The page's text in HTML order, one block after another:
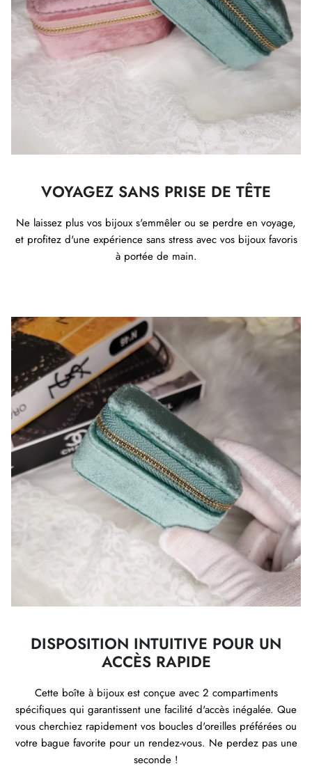
VOYAGEZ SANS PRISE DE TÊTE
Ne laissez plus vos bijoux s'emmêler ou se perdre en voyage,
et profitez d'une expérience sans stress avec vos bijoux favoris
à portée de main.
DISPOSITION INTUITIVE POUR UN
ACCÈS RAPIDE
Cette boîte à bijoux est conçue avec 2 compartiments
spécifiques qui garantissent une facilité d'accès inégalée. Que
vous cherchiez rapidement vos boucles d'oreilles préférées ou
votre bague favorite pour un rendez-vous. Ne perdez pas une
seconde !